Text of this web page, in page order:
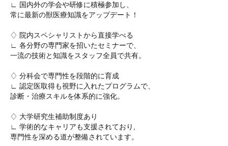
∟ 国内外の学会や研修に積極参加し、
常に最新の獣医療知識をアップデート！
♢ 院内スペシャリストから直接学べる
∟ 各分野の専門家を招いたセミナーで、
一流の技術と知識をスタッフ全員で共有。
♢ 分科会で専門性を段階的に育成
∟ 認定医取得も視野に入れたプログラムで、
診断・治療スキルを体系的に強化。
♢ 大学研究生補助制度あり
∟ 学術的なキャリアも支援されており,
専門性を深める道が整備されています。